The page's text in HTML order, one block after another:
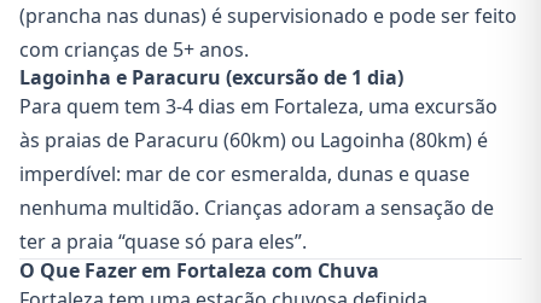
(prancha nas dunas) é supervisionado e pode ser feito
com crianças de 5+ anos.
Lagoinha e Paracuru (excursão de 1 dia)
Para quem tem 3-4 dias em Fortaleza, uma excursão
às praias de Paracuru (60km) ou Lagoinha (80km) é
imperdível: mar de cor esmeralda, dunas e quase
nenhuma multidão. Crianças adoram a sensação de
ter a praia “quase só para eles”.
O Que Fazer em Fortaleza com Chuva